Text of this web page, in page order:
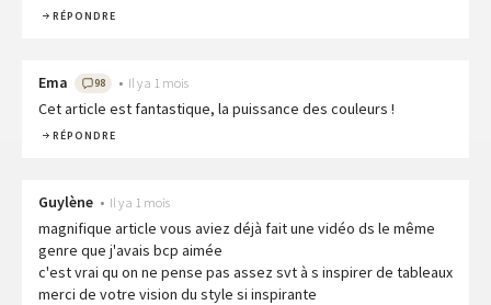
RÉPONDRE
Ema 98 • Il y a 1 mois
Cet article est fantastique, la puissance des couleurs !
RÉPONDRE
Guylène • Il y a 1 mois
magnifique article vous aviez déjà fait une vidéo ds le même
genre que j'avais bcp aimée
c'est vrai qu on ne pense pas assez svt à s inspirer de tableaux
merci de votre vision du style si inspirante